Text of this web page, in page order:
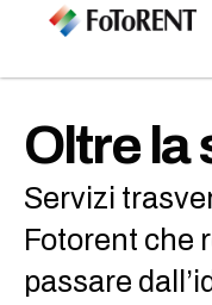
Oltre la
Servizi
Fotorent che
passare